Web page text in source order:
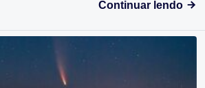
Continuar lendo